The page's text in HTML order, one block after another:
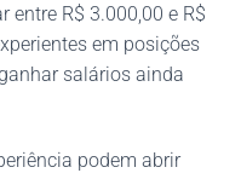
entre R$ 3.000,00 e R$
em posições
salários ainda
podem abrir